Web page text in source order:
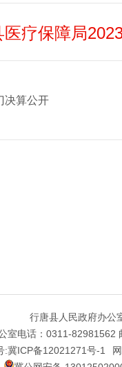
医疗保障局
决算公开